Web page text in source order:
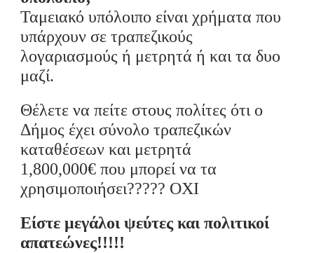
Ταμειακό υπόλοιπο είναι χρήματα που
υπάρχουν σε τραπεζικούς
λογαριασμούς ή μετρητά ή και τα δυο
μαζί.
Θέλετε να πείτε στους πολίτες ότι ο
Δήμος έχει σύνολο τραπεζικών
καταθέσεων και μετρητά
1,800,000€ που μπορεί να τα
χρησιμοποιήσει????? ΟΧΙ
Είστε μεγάλοι ψεύτεςκαι πολιτικοί
απατεώνες!!!!!